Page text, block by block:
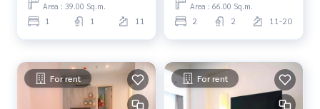
Area : 39.00 Sq.m.
1 1 11
Area : 66.00 Sq.m.
2 2 11-20
For rent For rent